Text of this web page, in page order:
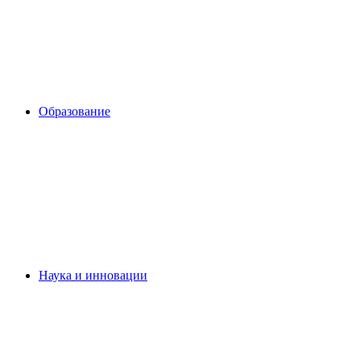
Образование
Наука и инновации